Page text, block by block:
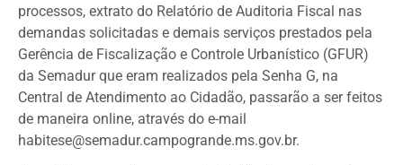
processos, extrato do Relatório de Auditoria Fiscal nas
demandas solicitadas e demais serviços prestados pela
Gerência de Fiscalização e Controle Urbanístico (GFUR)
da Semadur que eram realizados pela Senha G, na
Central de Atendimento ao Cidadão, passarão a ser feitos
de maneira online, através do e-mail
habitese@semadur.campogrande.ms.gov.br.